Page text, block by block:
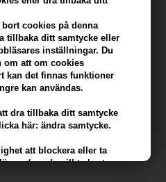
cookies på denna
tillbaka ditt samtycke eller
inställningar. Du
om att om cookies
kan det finnas funktioner
kan användas.
dra tillbaka ditt samtycke
här: ändra samtycke.
att blockera eller ta
(om du vill ta bort